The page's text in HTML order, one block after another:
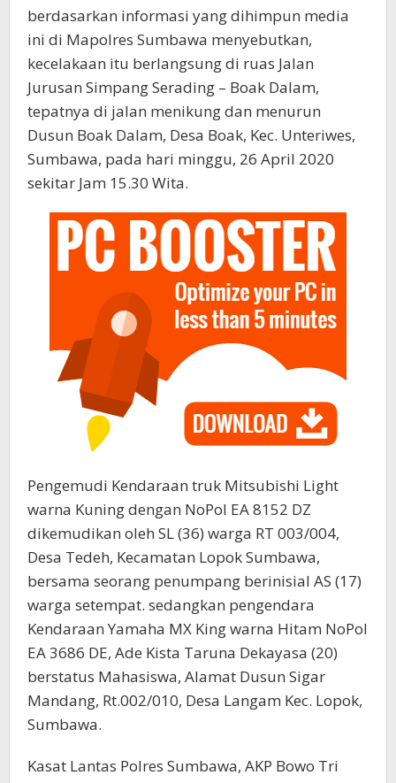
berdasarkan informasi yang dihimpun media
ini di Mapolres Sumbawa menyebutkan,
kecelakaan itu berlangsung di ruas Jalan
Jurusan Simpang Serading – Boak Dalam,
tepatnya di jalan menikung dan menurun
Dusun Boak Dalam, Desa Boak, Kec. Unteriwes,
Sumbawa, pada hari minggu, 26 April 2020
sekitar Jam 15.30 Wita.
Pengemudi Kendaraan truk Mitsubishi Light
warna Kuning dengan NoPol EA 8152 DZ
dikemudikan oleh SL (36) warga RT 003/004,
Desa Tedeh, Kecamatan Lopok Sumbawa,
bersama seorang penumpang berinisial AS (17)
warga setempat. sedangkan pengendara
Kendaraan Yamaha MX King warna Hitam NoPol
EA 3686 DE, Ade Kista Taruna Dekayasa (20)
berstatus Mahasiswa, Alamat Dusun Sigar
Mandang, Rt.002/010, Desa Langam Kec. Lopok,
Sumbawa.
Kasat Lantas Polres Sumbawa, AKP Bowo Tri